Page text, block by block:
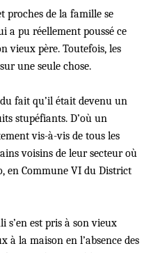
proches de la famille se
a pu réellement poussé ce
vieux père. Toutefois, les
une seule chose.
fait qu’il était devenu un
stupéfiants. D’où un
vis-à-vis de tous les
voisins de leur secteur où
en Commune VI du District
s’en est pris à son vieux
à la maison en l’absence des